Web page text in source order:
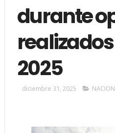
durante
2025
diciembre 31, 2025